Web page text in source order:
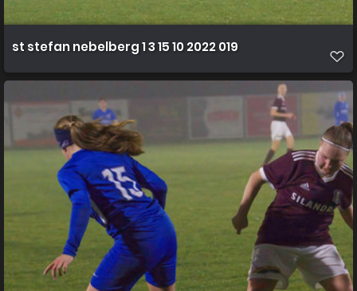
st stefan nebelberg 1 3 15 10 2022 019